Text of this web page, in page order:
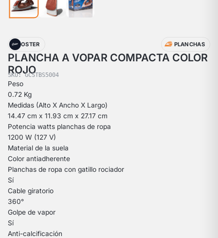
OSTER PLANCHAS
PLANCHA A VOPAR COMPACTA COLOR
ROJO
SKU: GCSTBS5004
Peso
0.72 Kg
Medidas (Alto X Ancho X Largo)
14.47 cm x 11.93 cm x 27.17 cm
Potencia watts planchas de ropa
1200 W (127 V)
Material de la suela
Color antiadherente
Planchas de ropa con gatillo rociador
Sí
Cable giratorio
360°
Golpe de vapor
Sí
Anti-calcificación